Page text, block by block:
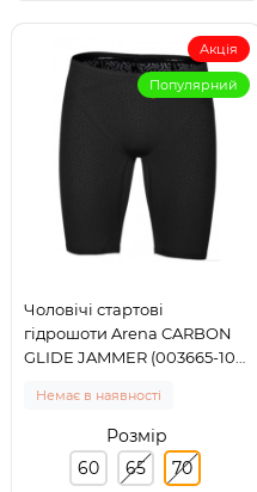
Акція
Популярний
Чоловічі стартові
гідрошоти Arena CARBON
GLIDE JAMMER (003665-105)
Немає в наявності
Розмір
60
65 70